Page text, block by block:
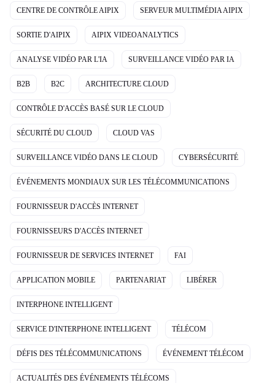
CENTRE DE CONTRÔLE AIPIX SERVEUR MULTIMÉDIA AIPIX
SORTIE D'AIPIX AIPIX VIDEOANALYTICS
ANALYSE VIDÉO PAR L'IA SURVEILLANCE VIDÉO PAR IA
B2B B2C ARCHITECTURE CLOUD
CONTRÔLE D'ACCÈS BASÉ SUR LE CLOUD
SÉCURITÉ DU CLOUD CLOUD VAS
SURVEILLANCE VIDÉO DANS LE CLOUD CYBERSÉCURITÉ
ÉVÉNEMENTS MONDIAUX SUR LES TÉLÉCOMMUNICATIONS
FOURNISSEUR D'ACCÈS INTERNET
FOURNISSEURS D'ACCÈS INTERNET
FOURNISSEUR DE SERVICES INTERNET FAI
APPLICATION MOBILE PARTENARIAT LIBÉRER
INTERPHONE INTELLIGENT
SERVICE D'INTERPHONE INTELLIGENT TÉLÉCOM
DÉFIS DES TÉLÉCOMMUNICATIONS ÉVÉNEMENT TÉLÉCOM
ACTUALITÉS DES ÉVÉNEMENTS TÉLÉCOMS